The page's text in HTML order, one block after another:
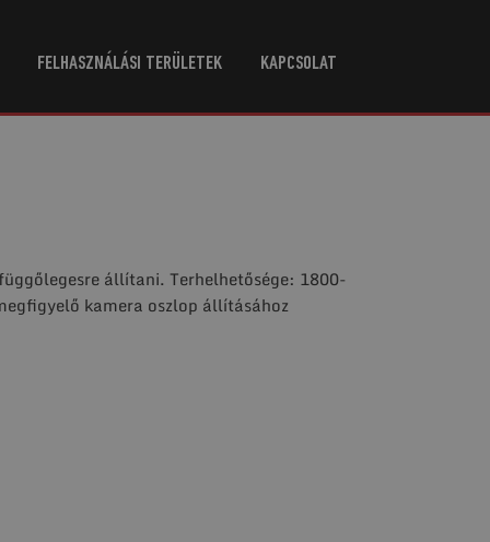
FELHASZNÁLÁSI TERÜLETEK KAPCSOLAT
állítani. Terhelhetősége: 1800-
kamera oszlop állításához